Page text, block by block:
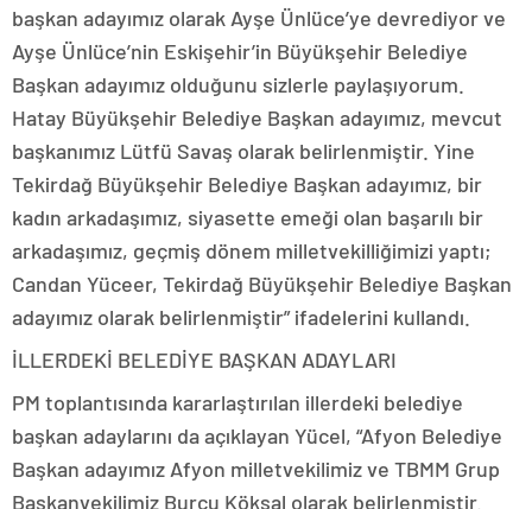
başkan adayımız olarak Ayşe Ünlüce’ye devrediyor ve
Ayşe Ünlüce’nin Eskişehir’in Büyükşehir Belediye
Başkan adayımız olduğunu sizlerle paylaşıyorum.
Hatay Büyükşehir Belediye Başkan adayımız, mevcut
başkanımız Lütfü Savaş olarak belirlenmiştir. Yine
Tekirdağ Büyükşehir Belediye Başkan adayımız, bir
kadın arkadaşımız, siyasette emeği olan başarılı bir
arkadaşımız, geçmiş dönem milletvekilliğimizi yaptı;
Candan Yüceer, Tekirdağ Büyükşehir Belediye Başkan
adayımız olarak belirlenmiştir” ifadelerini kullandı.
İLLERDEKİ BELEDİYE BAŞKAN ADAYLARI
PM toplantısında kararlaştırılan illerdeki belediye
başkan adaylarını da açıklayan Yücel, “Afyon Belediye
Başkan adayımız Afyon milletvekilimiz ve TBMM Grup
Başkanvekilimiz Burcu Köksal olarak belirlenmiştir.